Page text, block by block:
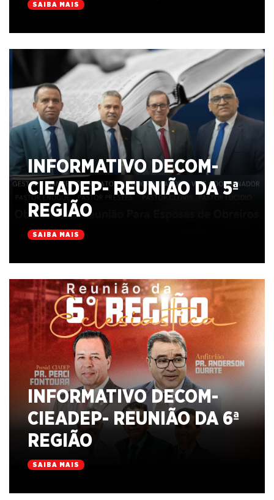
SAIBA MAIS
INFORMATIVO DECOM-
CIEADEP- REUNIÃO DA 5ª
REGIÃO
SAIBA MAIS
INFORMATIVO DECOM-
CIEADEP- REUNIÃO DA 6ª
REGIÃO
SAIBA MAIS